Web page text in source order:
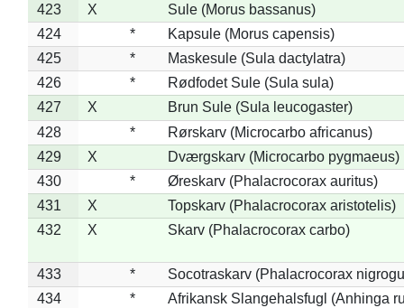
423
X
Sule (Morus bassanus)
424
*
Kapsule (Morus capensis)
425
*
Maskesule (Sula dactylatra)
426
*
Rødfodet Sule (Sula sula)
427
X
Brun Sule (Sula leucogaster)
428
*
Rørskarv (Microcarbo africanus)
429
X
Dværgskarv (Microcarbo pygmaeus)
430
*
Øreskarv (Phalacrocorax auritus)
431
X
Topskarv (Phalacrocorax aristotelis)
432
X Skarv (Phalacrocorax carbo)
433 *
Socotraskarv (Phalacrocorax
434
*
Afrikansk Slangehalsfugl (Anhinga